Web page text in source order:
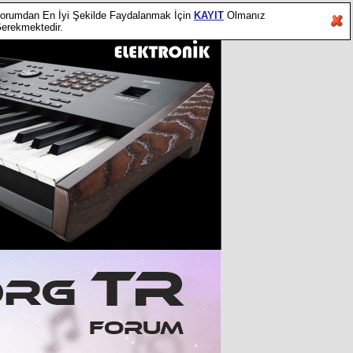
En İyi Şekilde Faydalanmak İçin KAYIT Olmanız